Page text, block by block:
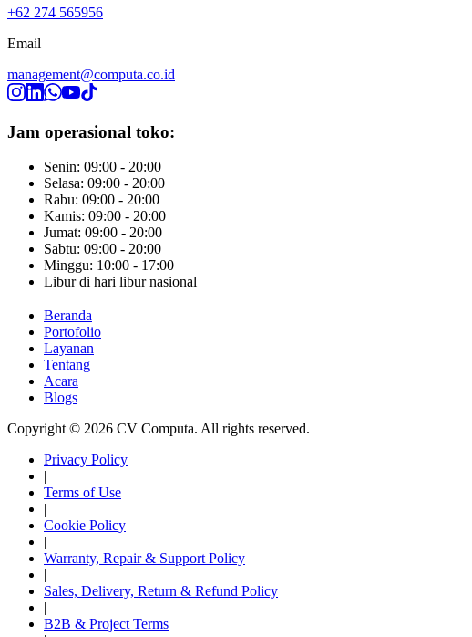
+62 274 565956
Email
management@computa.co.id
Jam operasional toko:
Senin: 09:00 - 20:00
Selasa: 09:00 - 20:00
Rabu: 09:00 - 20:00
Kamis: 09:00 - 20:00
Jumat: 09:00 - 20:00
Sabtu: 09:00 - 20:00
Minggu: 10:00 - 17:00
Libur di hari libur nasional
Beranda
Portofolio
Layanan
Tentang
Acara
Blogs
Copyright © 2026 CV Computa. All rights reserved.
Privacy Policy
|
Terms of Use
|
Cookie Policy
|
Warranty, Repair & Support Policy
|
Sales, Delivery, Return & Refund Policy
|
B2B & Project Terms